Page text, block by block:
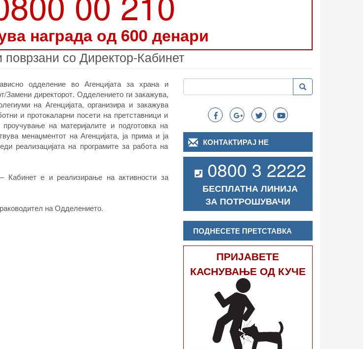
награда од 600 денари
со Директор-Кабинет
одделение во Агенцијата за храна и
Замени директорот. Одделението ги закажува,
на Агенцијата, организира и закажува
и протокаларни посети на претставници и
на материјалите и подготовка на
менаџментот на Агенцијата, ја прима и ја
реализацијата на програмите за работа на
Кабинет е и реализирање на активности за
на Одделението.
Search
Пребарување Пребарување
КОНТАКТИРАЈ НЕ
0800 3 2222
БЕСПЛАТНА ЛИНИЈА
ЗА ПОТРОШУВАЧИ
ПОДНЕСЕТЕ ПРЕТСТАВКА
ПРИЈАВЕТЕ
КАСНУВАЊЕ ОД КУЧЕ